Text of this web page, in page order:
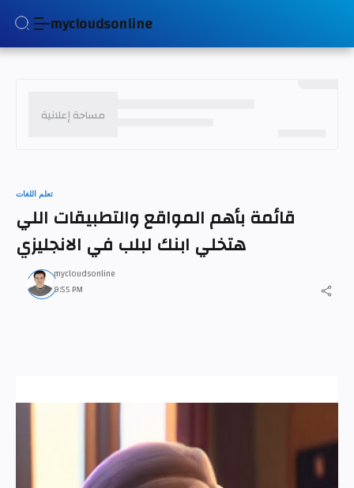
mycloudsonline
تعلم اللغات
قائمة بأهم المواقع والتطبيقات اللي
هتخلي ابنك لبلب في الانجليزي
mycloudsonline